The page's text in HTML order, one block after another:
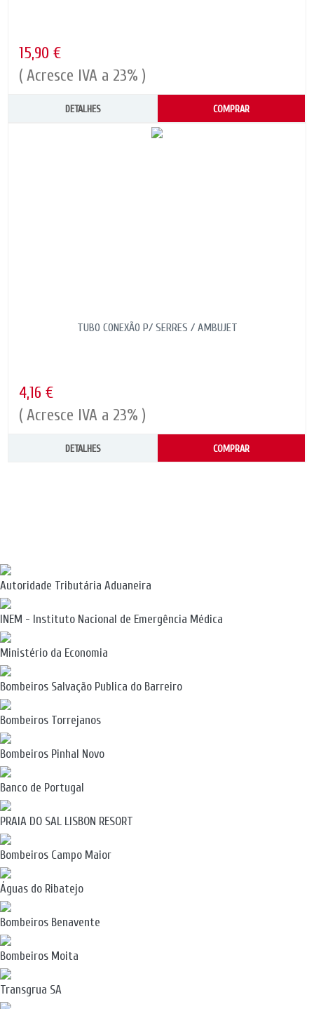
15,90 €
( Acresce IVA a 23% )
DETALHES COMPRAR
TUBO CONEXÃO P/ SERRES / AMBUJET
4,16 €
( Acresce IVA a 23% )
DETALHES COMPRAR
Autoridade Tributária Aduaneira
INEM - Instituto Nacional de Emergência Médica
Ministério da Economia
Bombeiros Salvação Publica do Barreiro
Bombeiros Torrejanos
Bombeiros Pinhal Novo
Banco de Portugal
PRAIA DO SAL LISBON RESORT
Bombeiros Campo Maior
Águas do Ribatejo
Bombeiros Benavente
Bombeiros Moita
Transgrua SA